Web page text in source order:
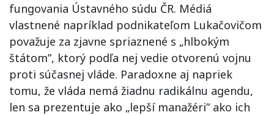
fungovania Ústavného súdu ČR. Médiá
vlastnené napríklad podnikateľom Lukačovičom
považuje za zjavne spriaznené s „hlbokým
štátom”, ktorý podľa nej vedie otvorenú vojnu
proti súčasnej vláde. Paradoxne aj napriek
tomu, že vláda nemá žiadnu radikálnu agendu,
len sa prezentuje ako „lepší manažéri” ako ich